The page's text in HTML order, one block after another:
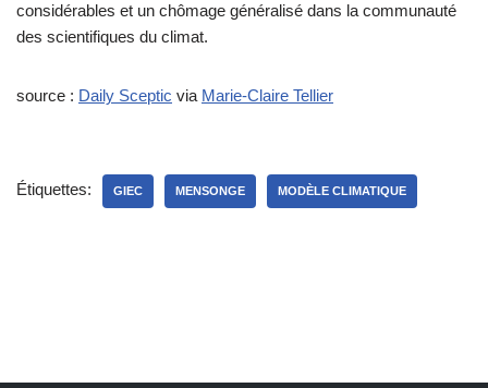
considérables et un chômage généralisé dans la communauté
des scientifiques du climat.
source : Daily Sceptic via Marie-Claire Tellier
Étiquettes: GIEC MENSONGE MODÈLE CLIMATIQUE